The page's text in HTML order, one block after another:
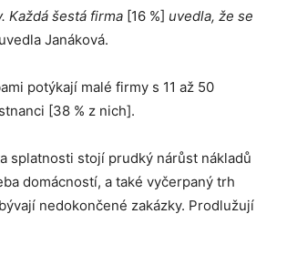
Každá šestá firma [16 %] uvedla, že se
Janáková.
potýkají malé firmy s 11 až 50
[38 % z nich].
splatnosti stojí prudký nárůst nákladů
domácností, a také vyčerpaný trh
nedokončené zakázky. Prodlužují